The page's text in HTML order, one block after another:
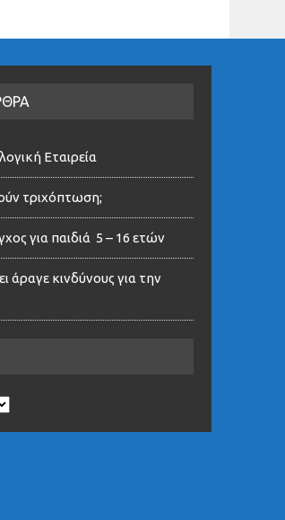
Εταιρεία
τριχόπτωση;
για παιδιά 5 – 16 ετών
άραγε κινδύνους για την